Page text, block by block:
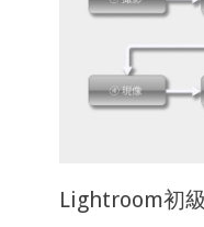
Lightroom初